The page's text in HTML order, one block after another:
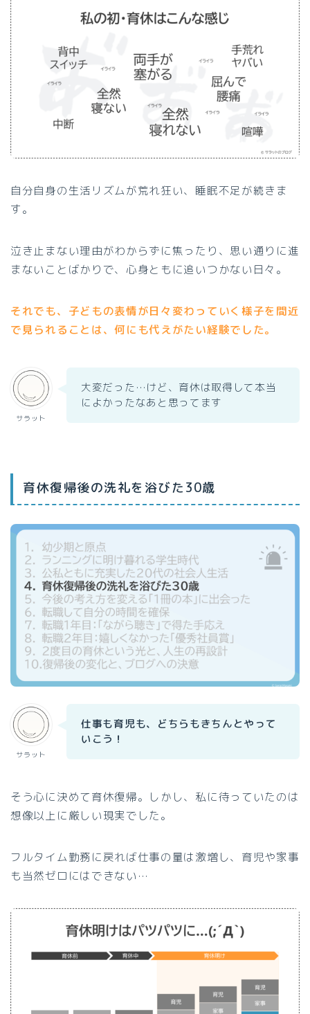
自分自身の生活リズムが荒れ狂い、睡眠不足が続きま
す。
泣き止まない理由がわからずに焦ったり、思い通りに進
まないことばかりで、心身ともに追いつかない日々。
それでも、子どもの表情が日々変わっていく様子を間近
で見られることは、何にも代えがたい経験でした。
サラット
大変だった…けど、育休は取得して本当
によかったなあと思ってます
育休復帰後の洗礼を浴びた30歳
サラット
仕事も育児も、どちらもきちんとやって
いこう！
そう心に決めて育休復帰。しかし、私に待っていたのは
想像以上に厳しい現実でした。
フルタイム勤務に戻れば仕事の量は激増し、育児や家事
も当然ゼロにはできない…